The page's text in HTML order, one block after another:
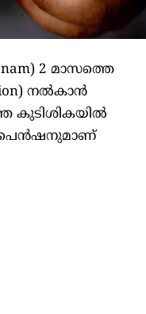
2 മാസത്തെ
നൽകാൻ
കുടിശികയിൽ
പെൻഷനുമാണ്